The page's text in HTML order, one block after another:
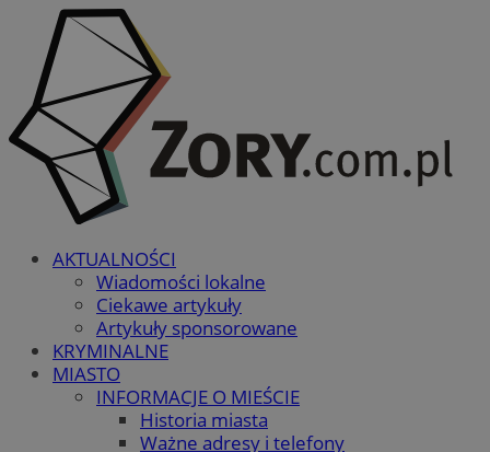
AKTUALNOŚCI
Wiadomości lokalne
Ciekawe artykuły
Artykuły sponsorowane
KRYMINALNE
MIASTO
INFORMACJE O MIEŚCIE
Historia miasta
Ważne adresy i telefony